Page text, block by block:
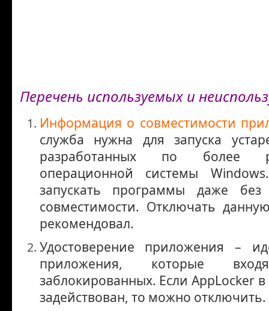
Перечень используемых и
Информация о совместимости
служба нужна для запуска
разработанных по более
операционной системы
запускать программы даже
совместимости. Отключать
рекомендовал.
Удостоверение приложения –
приложения, которые
заблокированных. Если AppLocker
задействован, то можно отключить.